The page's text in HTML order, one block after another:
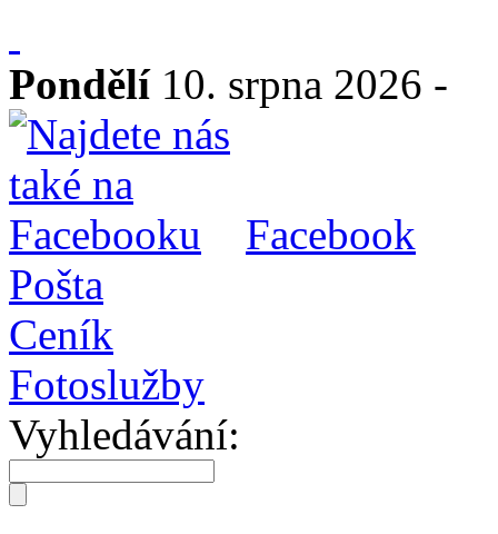
Pondělí10. srpna 2026 -
Facebook
Pošta
Ceník
Fotoslužby
Vyhledávání: